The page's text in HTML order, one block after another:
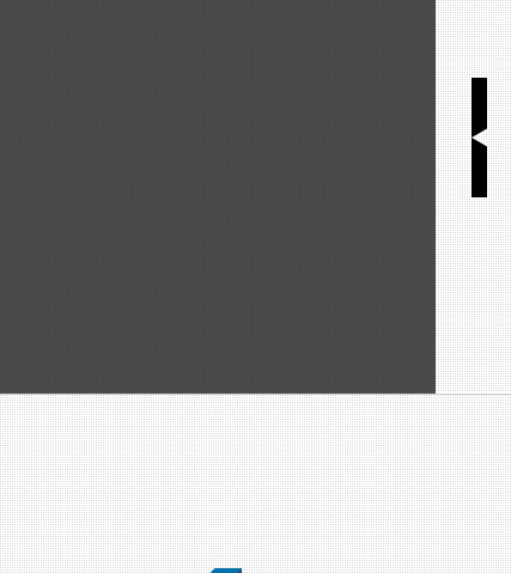
赤外線
AXIS M1075-L Mk II